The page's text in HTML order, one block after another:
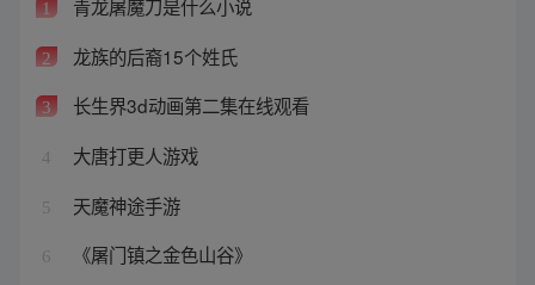
1 青龙屠魔刀是什么小说
2 龙族的后裔15个姓氏
3 长生界3d动画第二集在线观看
4 大唐打更人游戏
5 天魔神途手游
6 《屠门镇之金色山谷》